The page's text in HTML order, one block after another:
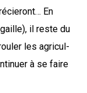
En
il reste du
les agri­cul­
à se faire